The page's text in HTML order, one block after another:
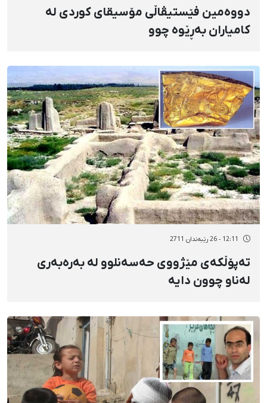
دووەمین فێستیڤاڵی مۆسیقای كوردی لە
كامیاران بەڕێوە چوو
12:11 - 26 رێبەندان 2711
تەپۆڵكەی مێژووی حەسەنلوو لە بەرەبەری
لەناو چوون دایە